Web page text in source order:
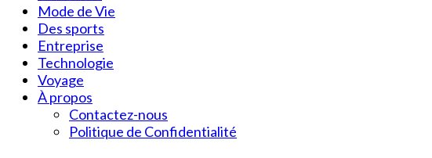
Mode de Vie
Des sports
Entreprise
Technologie
Voyage
À propos
Contactez-nous
Politique de Confidentialité